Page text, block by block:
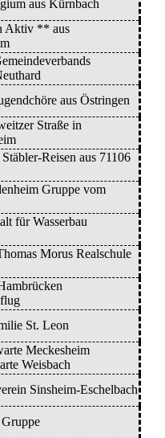
aus Kürnbach
Aktiv ** aus
aus Östringen
Straße in
Reisen aus 71106
Gruppe vom
für Wasserbau
Morus Realschule
St. Leon
Meckesheim
Weisbach
Sinsheim-Eschelbach